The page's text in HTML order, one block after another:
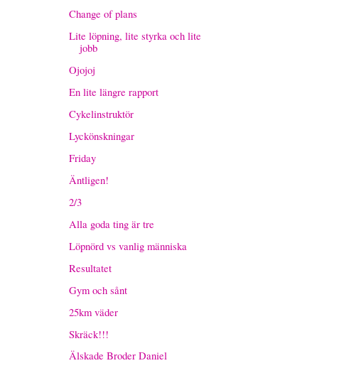
Change of plans
Lite löpning, lite styrka och lite
jobb
Ojojoj
En lite längre rapport
Cykelinstruktör
Lyckönskningar
Friday
Äntligen!
2/3
Alla goda ting är tre
Löpnörd vs vanlig människa
Resultatet
Gym och sånt
25km väder
Skräck!!!
Älskade Broder Daniel